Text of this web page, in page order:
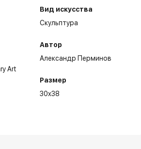
Art
Вид искусства
Скульптура
Автор
Александр Перминов
Размер
30x38